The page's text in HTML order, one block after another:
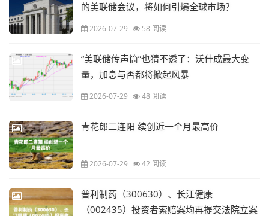
的美联储会议，将如何引爆全球市场？
2026-07-29 58 阅读
“美联储传声筒”也猜不透了：沃什成最大变
量，加息与否都将掀起风暴
2026-07-29 48 阅读
青花郎二连阳 续创近一个月最高价
2026-07-29 42 阅读
普利制药（300630）、长江健康
（002435）投资者索赔案均再提交法院立案